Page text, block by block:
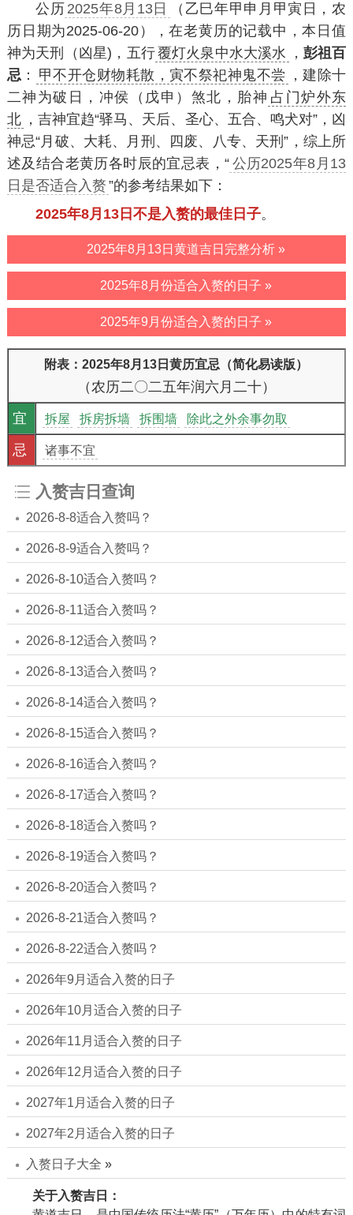
公历 2025年8月13日
（乙巳年甲申月甲寅日，农
历日期为2025-06-20），在老黄历的记载中，本日值
神为天刑（凶星)，五行覆灯火泉中水大溪水 ， 彭祖百
忌 ： 甲不开仓财物耗散，寅不祭祀神鬼不尝
，建除十
二神为破日，冲侯（戊申）煞北，胎神 占门炉外东
北 ，吉神宜趋“驿马、天后、圣心、五合、鸣犬对”，凶
神忌“月破、大耗、月刑、四废、八专、天刑”，综上所
述及结合老黄历各时辰的宜忌表，“ 公历2025年8月13
日是否适合入赘 ”的参考结果如下：
2025年8月13日不是入赘的最佳日子。
2025年8月13日黄道吉日完整分析 »
2025年8月份适合入赘的日子 »
2025年9月份适合入赘的日子 »
附表：2025年8月13日黄历宜忌（简化易读版）
（农历二〇二五年润六月二十）
宜
拆屋 拆房拆墙 拆围墙
除此之外余事勿取
忌
诸事不宜
入赘吉日查询
2026-8-8适合入赘吗？
2026-8-9适合入赘吗？
2026-8-10适合入赘吗？
2026-8-11适合入赘吗？
2026-8-12适合入赘吗？
2026-8-13适合入赘吗？
2026-8-14适合入赘吗？
2026-8-15适合入赘吗？
2026-8-16适合入赘吗？
2026-8-17适合入赘吗？
2026-8-18适合入赘吗？
2026-8-19适合入赘吗？
2026-8-20适合入赘吗？
2026-8-21适合入赘吗？
2026-8-22适合入赘吗？
2026年9月适合入赘的日子
2026年10月适合入赘的日子
2026年11月适合入赘的日子
2026年12月适合入赘的日子
2027年1月适合入赘的日子
2027年2月适合入赘的日子
入赘日子大全 »
关于入赘吉日：